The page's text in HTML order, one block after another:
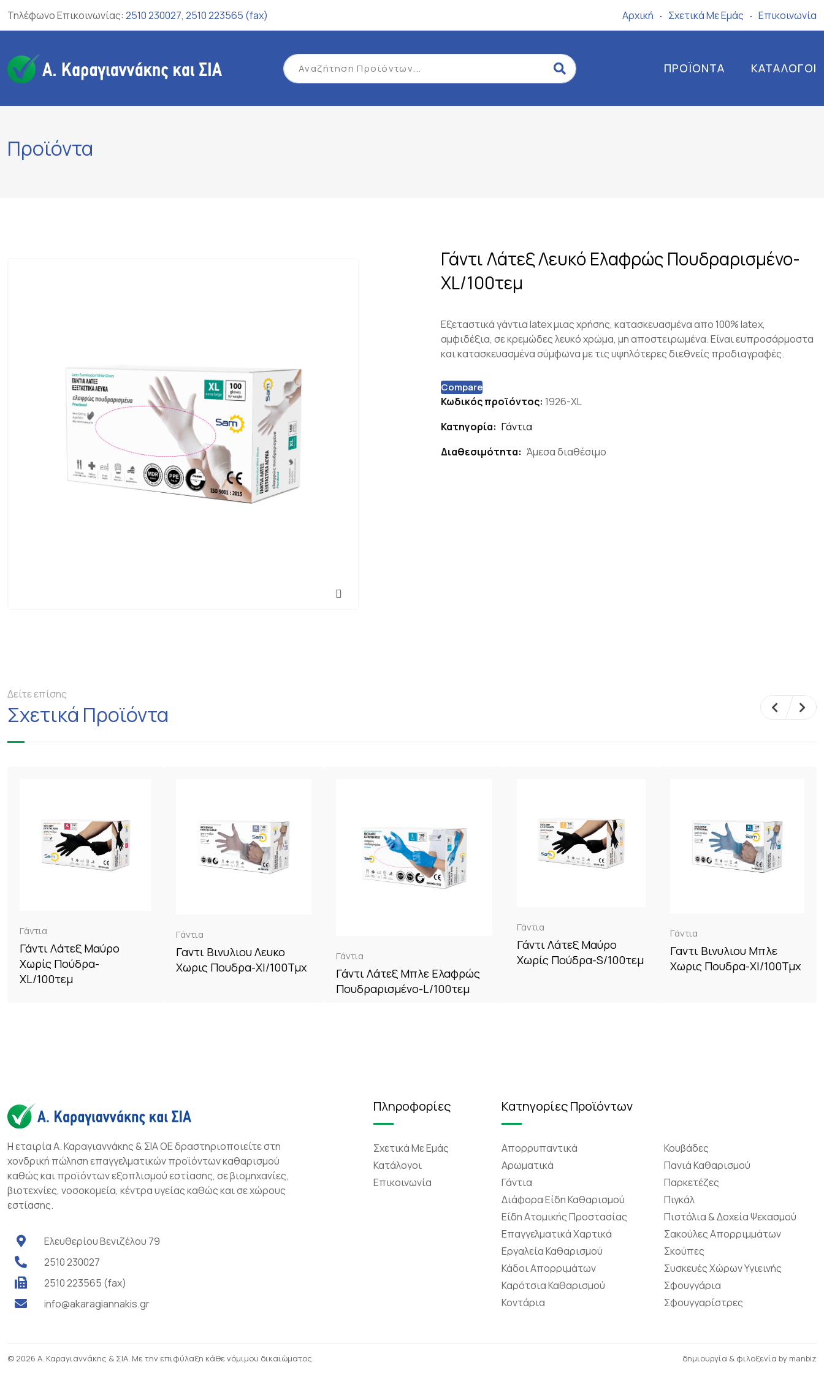
Τηλέφωνο Επικοινωνίας: 2510 230027, 2510 223565 (fax) Αρχική Σχετικά Mε Eμάς Επικοινωνία
ΠΡΟΪΌΝΤΑ ΚΑΤΆΛΟΓΟΙ
Προϊόντα
Γάντι Λάτεξ Λευκό Ελαφρώς Πουδραρισμένο-
XL/100τεμ
Εξεταστικά γάντια latex μιας χρήσης, κατασκευασμένα απο 100% latex,
αμφιδέξια, σε κρεμώδες λευκό χρώμα, μη αποστειρωμένα. Είναι ευπροσάρμοστα
και κατασκευασμένα σύμφωνα με τις υψηλότερες διεθνείς προδιαγραφές.
Compare
Κωδικός προϊόντος: 1926-XL
Κατηγορία: Γάντια
Διαθεσιμότητα: Άμεσα διαθέσιμο
Δείτε επίσης
Σχετικά Προϊόντα
Γάντια
Γάντι Λάτεξ Μαύρο
Χωρίς Πούδρα-
XL/100τεμ
Γάντια
Γαντι Βινυλιου Λευκο
Χωρις Πουδρα-Xl/100Τμχ
Γάντια
Γάντι Λάτεξ Μπλε Ελαφρώς
Πουδραρισμένο-L/100τεμ
Γάντια
Γάντι Λάτεξ Μαύρο
Χωρίς Πούδρα-S/100τεμ
Γάντια
Γαντι Βινυλιου Μπλε
Χωρις Πουδρα-Xl/100Τμχ
Η εταιρία Α. Καραγιαννάκης & ΣΙΑ ΟΕ δραστηριοποιείτε στη
χονδρική πώληση επαγγελματικών προϊόντων καθαρισμού
καθώς και προϊόντων εξοπλισμού εστίασης, σε βιομηχανίες,
βιοτεχνίες, νοσοκομεία, κέντρα υγείας καθώς και σε χώρους
εστίασης.
Ελευθερίου Βενιζέλου 79
2510 230027
2510 223565 (fax)
info@akaragiannakis.gr
Πληροφορίες
Σχετικά Mε Eμάς
Κατάλογοι
Επικοινωνία
Κατηγορίες Προϊόντων
Απορρυπαντικά
Αρωματικά
Γάντια
Διάφορα Είδη Καθαρισμού
Είδη Ατομικής Προστασίας
Επαγγελματικά Χαρτικά
Εργαλεία Καθαρισμού
Κάδοι Απορριμάτων
Καρότσια Καθαρισμού
Κοντάρια
Κουβάδες
Πανιά Καθαρισμού
Παρκετέζες
Πιγκάλ
Πιστόλια & Δοχεία Ψεκασμού
Σακούλες Απορριμμάτων
Σκούπες
Συσκευές Χώρων Υγιεινής
Σφουγγάρια
Σφουγγαρίστρες
© 2026 Α. Καραγιαννάκης & ΣΙΑ. Με την επιφύλαξη κάθε νόμιμου δικαιώματος. δημιουργία & φιλοξενία by manbiz